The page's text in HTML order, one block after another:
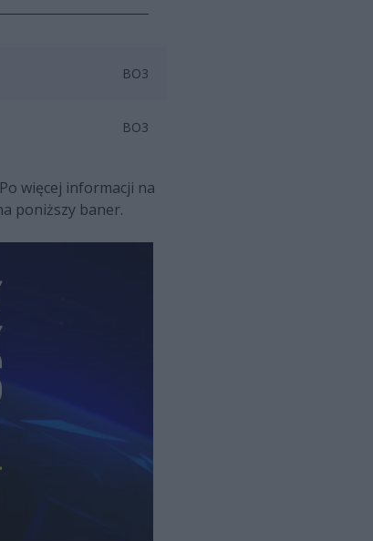
BO3
BO3
więcej informacji na
poniższy baner.